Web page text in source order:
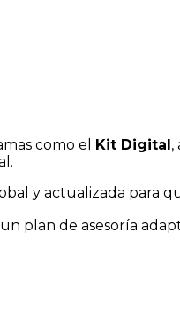
como el Kit Digital,
y actualizada para
plan de asesoría